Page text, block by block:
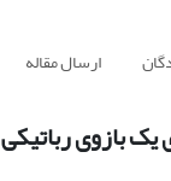
ارسال مقاله
بازوی رباتیکی